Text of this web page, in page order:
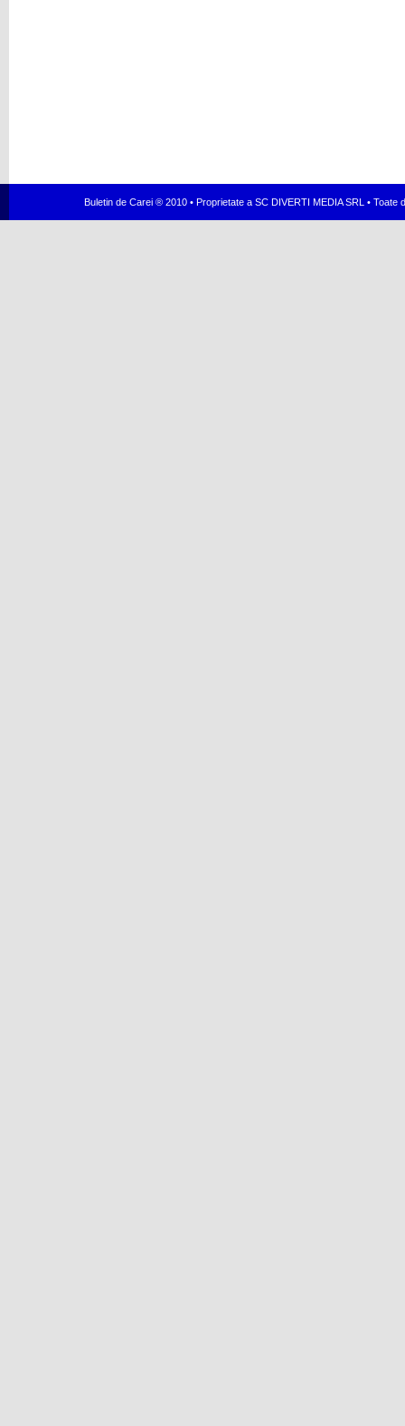
Buletin de Carei ® 2010 • Proprietate a SC DIVERTI MEDIA SRL •